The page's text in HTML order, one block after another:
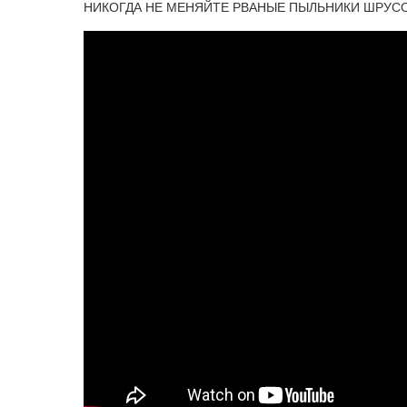
НИКОГДА НЕ МЕНЯЙТЕ РВАНЫЕ ПЫЛЬНИКИ